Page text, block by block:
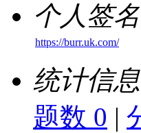
个人签名
https://burr.uk.com/
统计信息
题数 0 |